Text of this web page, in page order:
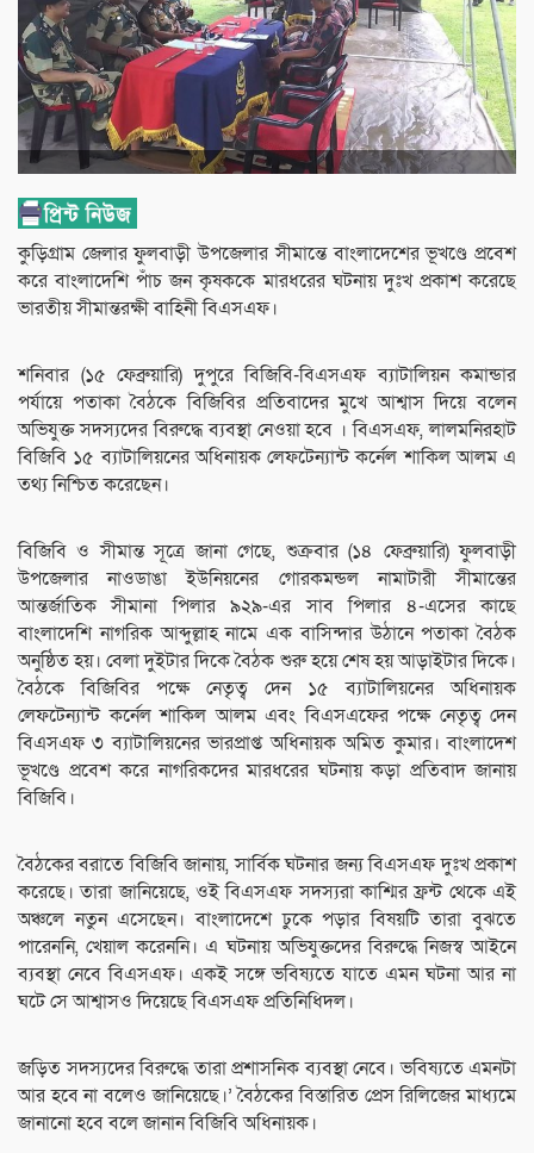
কুড়িগ্রাম জেলার ফুলবাড়ী উপজেলার সীমান্তে বাংলাদেশের ভূখণ্ডে প্রবেশ
করে বাংলাদেশি পাঁচ জন কৃষককে মারধরের ঘটনায় দুঃখ প্রকাশ করেছে
ভারতীয় সীমান্তরক্ষী বাহিনী বিএসএফ।
শনিবার (১৫ ফেব্রুয়ারি) দুপুরে বিজিবি-বিএসএফ ব্যাটালিয়ন কমান্ডার
পর্যায়ে পতাকা বৈঠকে বিজিবির প্রতিবাদের মুখে আশ্বাস দিয়ে বলেন
অভিযুক্ত সদস্যদের বিরুদ্ধে ব্যবস্থা নেওয়া হবে । বিএসএফ, লালমনিরহাট
বিজিবি ১৫ ব্যাটালিয়নের অধিনায়ক লেফটেন্যান্ট কর্নেল শাকিল আলম এ
তথ্য নিশ্চিত করেছেন।
বিজিবি ও সীমান্ত সূত্রে জানা গেছে, শুক্রবার (১৪ ফেব্রুয়ারি) ফুলবাড়ী
উপজেলার নাওডাঙা ইউনিয়নের গোরকমন্ডল নামাটারী সীমান্তের
আন্তর্জাতিক সীমানা পিলার ৯২৯-এর সাব পিলার ৪-এসের কাছে
বাংলাদেশি নাগরিক আব্দুল্লাহ নামে এক বাসিন্দার উঠানে পতাকা বৈঠক
অনুষ্ঠিত হয়। বেলা দুইটার দিকে বৈঠক শুরু হয়ে শেষ হয় আড়াইটার দিকে।
বৈঠকে বিজিবির পক্ষে নেতৃত্ব দেন ১৫ ব্যাটালিয়নের অধিনায়ক
লেফটেন্যান্ট কর্নেল শাকিল আলম এবং বিএসএফের পক্ষে নেতৃত্ব দেন
বিএসএফ ৩ ব্যাটালিয়নের ভারপ্রাপ্ত অধিনায়ক অমিত কুমার। বাংলাদেশ
ভূখণ্ডে প্রবেশ করে নাগরিকদের মারধরের ঘটনায় কড়া প্রতিবাদ জানায়
বিজিবি।
বৈঠকের বরাতে বিজিবি জানায়, সার্বিক ঘটনার জন্য বিএসএফ দুঃখ প্রকাশ
করেছে। তারা জানিয়েছে, ওই বিএসএফ সদস্যরা কাশ্মির ফ্রন্ট থেকে এই
অঞ্চলে নতুন এসেছেন। বাংলাদেশে ঢুকে পড়ার বিষয়টি তারা বুঝতে
পারেননি, খেয়াল করেননি। এ ঘটনায় অভিযুক্তদের বিরুদ্ধে নিজস্ব আইনে
ব্যবস্থা নেবে বিএসএফ। একই সঙ্গে ভবিষ্যতে যাতে এমন ঘটনা আর না
ঘটে সে আশ্বাসও দিয়েছে বিএসএফ প্রতিনিধিদল।
জড়িত সদস্যদের বিরুদ্ধে তারা প্রশাসনিক ব্যবস্থা নেবে। ভবিষ্যতে এমনটা
আর হবে না বলেও জানিয়েছে।’ বৈঠকের বিস্তারিত প্রেস রিলিজের মাধ্যমে
জানানো হবে বলে জানান বিজিবি অধিনায়ক।